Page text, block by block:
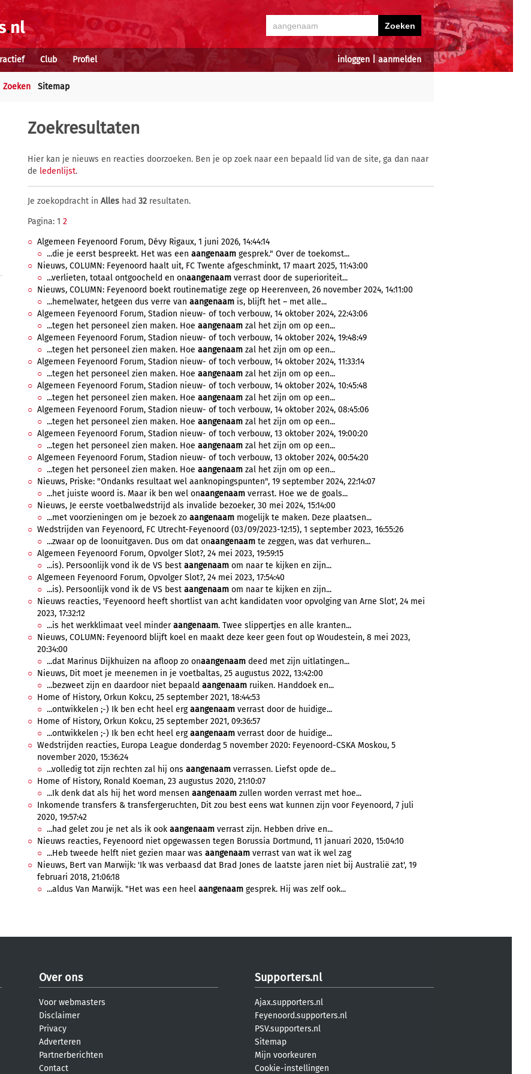
inloggen aanmelden
Club Profiel
Zoeken Sitemap
Zoekresultaten
Hier kan je nieuws en reacties doorzoeken. Ben je op zoek naar een bepaald lid van de site, ga dan naar
de ledenlijst.
Je zoekopdracht in Alles had 32 resultaten.
Pagina: 1 2
Algemeen Feyenoord Forum, Dévy Rigaux, 1 juni 2026, 14:44:14
...die je eerst bespreekt. Het was een aangenaam gesprek." Over de toekomst...
Nieuws, COLUMN: Feyenoord haalt uit, FC Twente afgeschminkt, 17 maart 2025, 11:43:00
...verlieten, totaal ontgoocheld en onaangenaam verrast door de superioriteit...
Nieuws, COLUMN: Feyenoord boekt routinematige zege op Heerenveen, 26 november 2024, 14:11:00
...hemelwater, hetgeen dus verre van aangenaam is, blijft het – met alle...
Algemeen Feyenoord Forum, Stadion nieuw- of toch verbouw, 14 oktober 2024, 22:43:06
...tegen het personeel zien maken. Hoe aangenaam zal het zijn om op een...
Algemeen Feyenoord Forum, Stadion nieuw- of toch verbouw, 14 oktober 2024, 19:48:49
...tegen het personeel zien maken. Hoe aangenaam zal het zijn om op een...
Algemeen Feyenoord Forum, Stadion nieuw- of toch verbouw, 14 oktober 2024, 11:33:14
...tegen het personeel zien maken. Hoe aangenaam zal het zijn om op een...
Algemeen Feyenoord Forum, Stadion nieuw- of toch verbouw, 14 oktober 2024, 10:45:48
...tegen het personeel zien maken. Hoe aangenaam zal het zijn om op een...
Algemeen Feyenoord Forum, Stadion nieuw- of toch verbouw, 14 oktober 2024, 08:45:06
...tegen het personeel zien maken. Hoe aangenaam zal het zijn om op een...
Algemeen Feyenoord Forum, Stadion nieuw- of toch verbouw, 13 oktober 2024, 19:00:20
...tegen het personeel zien maken. Hoe aangenaam zal het zijn om op een...
Algemeen Feyenoord Forum, Stadion nieuw- of toch verbouw, 13 oktober 2024, 00:54:20
...tegen het personeel zien maken. Hoe aangenaam zal het zijn om op een...
Nieuws, Priske: "Ondanks resultaat wel aanknopingspunten", 19 september 2024, 22:14:07
...het juiste woord is. Maar ik ben wel onaangenaam verrast. Hoe we de goals...
Nieuws, Je eerste voetbalwedstrijd als invalide bezoeker, 30 mei 2024, 15:14:00
...met voorzieningen om je bezoek zo aangenaam mogelijk te maken. Deze plaatsen...
Wedstrijden van Feyenoord, FC Utrecht-Feyenoord (03/09/2023-12:15), 1 september 2023, 16:55:26
...zwaar op de loonuitgaven. Dus om dat onaangenaam te zeggen, was dat verhuren...
Algemeen Feyenoord Forum, Opvolger Slot?, 24 mei 2023, 19:59:15
...is). Persoonlijk vond ik de VS best aangenaam om naar te kijken en zijn...
Algemeen Feyenoord Forum, Opvolger Slot?, 24 mei 2023, 17:54:40
...is). Persoonlijk vond ik de VS best aangenaam om naar te kijken en zijn...
Nieuws reacties, 'Feyenoord heeft shortlist van acht kandidaten voor opvolging van Arne Slot', 24 mei
2023, 17:32:12
...is het werkklimaat veel minderaangenaam. Twee slippertjes en alle kranten...
Nieuws, COLUMN: Feyenoord blijft koel en maakt deze keer geen fout op Woudestein, 8 mei 2023,
20:34:00
...dat Marinus Dijkhuizen na afloop zo onaangenaam deed met zijn uitlatingen...
Nieuws, Dit moet je meenemen in je voetbaltas, 25 augustus 2022, 13:42:00
...bezweet zijn en daardoor niet bepaald aangenaam ruiken. Handdoek en...
Home of History, Orkun Kokcu, 25 september 2021, 18:44:53
...ontwikkelen ;-) Ik ben echt heel ergaangenaam verrast door de huidige...
Home of History, Orkun Kokcu, 25 september 2021, 09:36:57
...ontwikkelen ;-) Ik ben echt heel ergaangenaam verrast door de huidige...
Wedstrijden reacties, Europa League donderdag 5 november 2020: Feyenoord-CSKA Moskou, 5
november 2020, 15:36:24
...volledig tot zijn rechten zal hij ons aangenaam verrassen. Liefst opde de...
Home of History, Ronald Koeman, 23 augustus 2020, 21:10:07
...Ik denk dat als hij het word mensen aangenaam zullen worden verrast met hoe...
Inkomende transfers & transfergeruchten, Dit zou best eens wat kunnen zijn voor Feyenoord, 7 juli
2020, 19:57:42
...had gelet zou je net als ik ook aangenaam verrast zijn. Hebben drive en...
Nieuws reacties, Feyenoord niet opgewassen tegen Borussia Dortmund, 11 januari 2020, 15:04:10
...Heb tweede helft niet gezien maar was aangenaam verrast van wat ik wel zag
Nieuws, Bert van Marwijk: 'Ik was verbaasd dat Brad Jones de laatste jaren niet bij Australië zat', 19
februari 2018, 21:06:18
...aldus Van Marwijk. "Het was een heel aangenaam gesprek. Hij was zelf ook...
Over ons
Voor webmasters
Disclaimer
Privacy
Adverteren
Partnerberichten
Contact
Supporters.nl
Ajax.supporters.nl
Feyenoord.supporters.nl
PSV.supporters.nl
Sitemap
Mijn voorkeuren
Cookie-instellingen